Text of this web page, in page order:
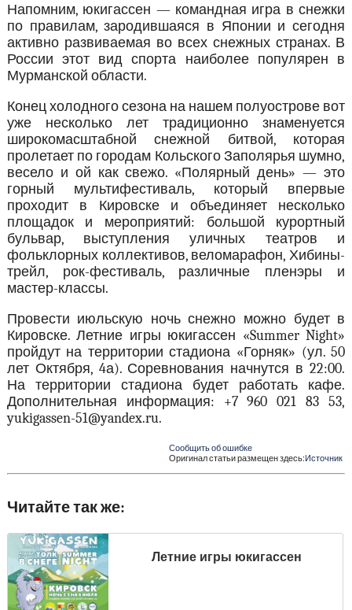
Напомним, юкигассен — командная игра в снежки
по правилам, зародившаяся в Японии и сегодня
активно развиваемая во всех снежных странах. В
России этот вид спорта наиболее популярен в
Мурманской области.
Конец холодного сезона на нашем полуострове вот
уже несколько лет традиционно знаменуется
широкомасштабной снежной битвой, которая
пролетает по городам Кольского Заполярья шумно,
весело и ой как свежо. «Полярный день» — это
горный мультифестиваль, который впервые
проходит в Кировске и объединяет несколько
площадок и мероприятий: большой курортный
бульвар, выступления уличных театров и
фольклорных коллективов, веломарафон, Хибины-
трейл, рок-фестиваль, различные пленэры и
мастер-классы.
Провести июльскую ночь снежно можно будет в
Кировске. Летние игры юкигассен «Summer Night»
пройдут на территории стадиона «Горняк» (ул. 50
лет Октября, 4а). Соревнования начнутся в 22:00.
На территории стадиона будет работать кафе.
Дополнительная информация: +7 960 021 83 53,
yukigassen-51@yandex.ru.
Сообщить об ошибке
Оригинал статьи размещен здесь:Источник
Читайте так же:
Летние игры юкигассен